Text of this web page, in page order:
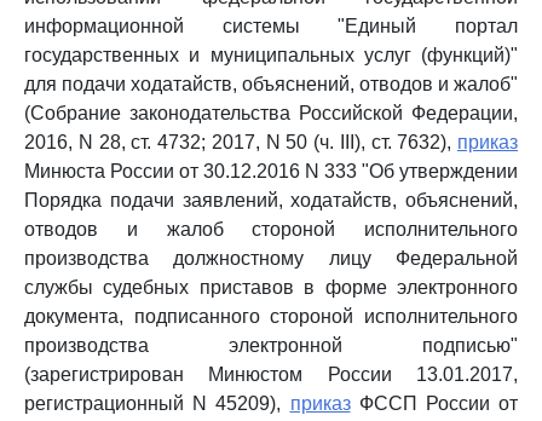
информационной системы "Единый портал
государственных и муниципальных услуг (функций)"
для подачи ходатайств, объяснений, отводов и жалоб"
(Собрание законодательства Российской Федерации,
2016, N 28, ст. 4732; 2017, N 50 (ч. III), ст. 7632), приказ
Минюста России от 30.12.2016 N 333 "Об утверждении
Порядка подачи заявлений, ходатайств, объяснений,
отводов и жалоб стороной исполнительного
производства должностному лицу Федеральной
службы судебных приставов в форме электронного
документа, подписанного стороной исполнительного
производства электронной подписью"
(зарегистрирован Минюстом России 13.01.2017,
регистрационный N 45209), приказФССП России от